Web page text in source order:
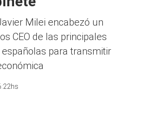
Milei encabezó un
CEO de las principales
para transmitir